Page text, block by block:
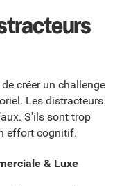
créer un challenge
Les distracteurs
S'ils sont trop
effort cognitif.
& Luxe